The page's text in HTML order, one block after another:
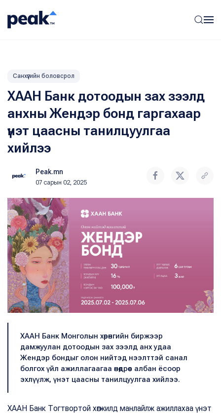
Санхүүгийн боловсрол
ХААН Банк дотоодын зах зээлд
анхны Жендэр бонд гаргахаар
үнэт цаасны танилцуулгаа
хийлээ
Peak.mn
07 сарын 02, 2025
ХААН Банк Монголын хөрөнгийн биржээр
дамжуулан дотоодын зах зээлд анх удаа
Жендэр бондыг олон нийтэд нээлттэй санал
болгох үйл ажиллагаагаа өнөөдрөөс албан ёсоор
эхлүүлж, үнэт цаасны танилцуулгаа хийлээ.
ХААН Банк Тогтвортой хөгжилд манлайлж ажиллахаа үнэт